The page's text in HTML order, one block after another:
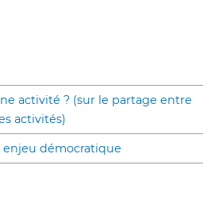
activité ? (sur le partage entre
activités)
enjeu démocratique